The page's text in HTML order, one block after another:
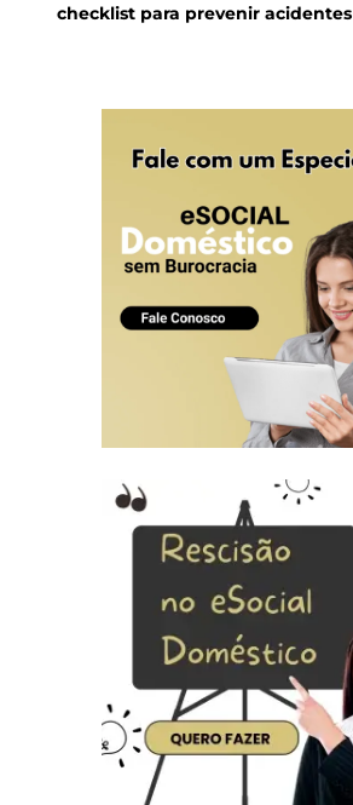
checklist para prevenir acidentes